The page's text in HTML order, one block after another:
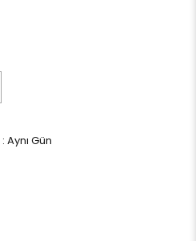
: Aynı Gün